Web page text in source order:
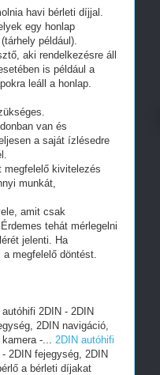
havi bérleti díjjal.
egy honlap
például).
aki rendelkezésre áll
is például a
leáll a honlap.
van és
a saját ízlésedre
megfelelő kivitelezés
munkát,
amit csak
tehát mérlegelni
jelenti. Ha
megfelelő döntést.
2DIN - 2DIN
2DIN navigáció,
-... 2DIN autóhifi
2DIN fejegység, 2DIN
a bérleti díjakat